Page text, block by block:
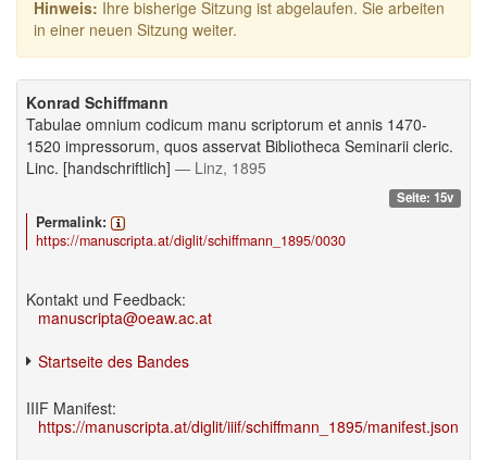
Hinweis: Ihre bisherige Sitzung ist abgelaufen. Sie arbeiten
in einer neuen Sitzung weiter.
Konrad Schiffmann
Tabulae omnium codicum manu scriptorum et annis 1470-
1520 impressorum, quos asservat Bibliotheca Seminarii cleric.
Linc. [handschriftlich] — Linz, 1895
Seite: 15v
Permalink:
https://manuscripta.at/diglit/schiffmann_1895/0030
Kontakt und Feedback:
manuscripta@oeaw.ac.at
Startseite des Bandes
IIIF Manifest:
https://manuscripta.at/diglit/iiif/schiffmann_1895/manifest.json